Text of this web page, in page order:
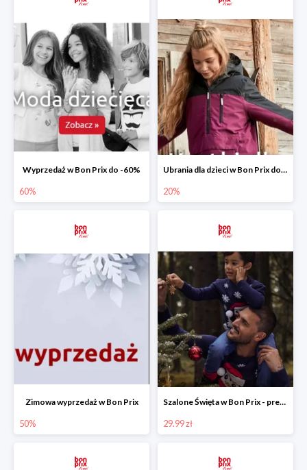
Wyprzedaż w Bon Prix do -60%
60%
Ubrania dla dzieci w Bon Prix do -20%
20%
Zimowa wyprzedaż w Bon Prix
50%
Szalone Święta w Bon Prix - prezenty od 29,99 zł
29.99 zł